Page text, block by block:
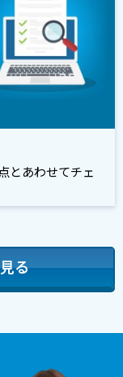
とあわせてチェ
る